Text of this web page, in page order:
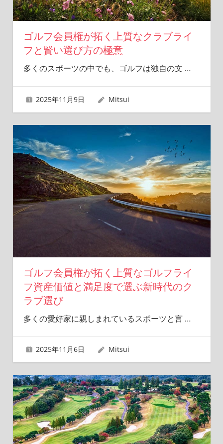
ゴルフ会員権が拓く上質なクラブライ
フと賢い選び方の極意
多くのスポーツの中でも、ゴルフは独自の文 …
2025年11月9日 Mitsui
ゴルフ会員権が拓く上質なゴルフライ
フ資産価値と満足度で選ぶ新時代のク
ラブ選び
多くの愛好家に親しまれているスポーツと言 …
2025年11月6日 Mitsui